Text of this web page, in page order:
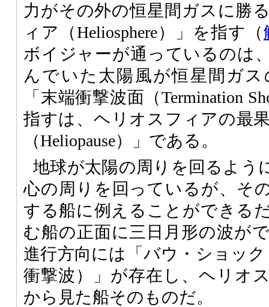
力がその外の恒星間ガスに勝
ィア（Heliosphere）」を指す（
ボイジャーが通っているのは
んでいた太陽風が恒星間ガ
「末端衝撃波面（Termination
指すは、ヘリオスフィアの最
（Heliopause）」である。
地球が太陽の周りを回るよう
心の周りを回っているが、そ
する船に例えることができる
む船の正面に三日月形の波が
進行方向には「バウ・ショック
衝撃波）」が存在し、ヘリオ
から見た船そのものだ。